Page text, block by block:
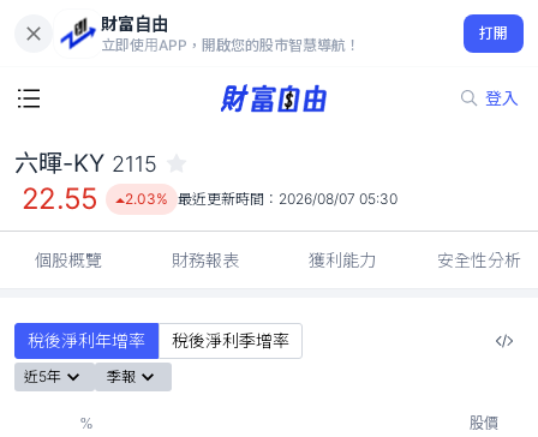
財富自由
立即使用APP，開啟您的股市智慧導航！
打開
登入
22.55
2.03%
六暉-KY 2115
22.55 2.03% 最近更新時間： 2026/08/07 05:30
個股概覽 財務報表 獲利能力 安全性分析
稅後淨利年增率 稅後淨利季增率
近5年 季報